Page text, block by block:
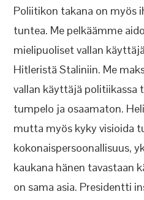
Poliitikon takana on myös
tuntea. Me pelkäämme
mielipuoliset vallan
Hitleristä Staliniin. Me
vallan käyttäjä politiikassa
tumpelo ja osaamaton.
mutta myös kyky visioida
kokonaispersoonallisuus,
kaukana hänen tavastaan
on sama asia. Presidentti